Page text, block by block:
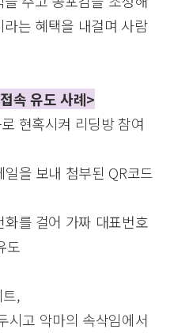
라는 혜택을 내걸며 사람
속 유도 사례>
현혹시켜 리딩방 참여
일을 보내 첨부된 QR코드
화를 걸어 가짜 대표번호
도
,
시고 악마의 속삭임에서